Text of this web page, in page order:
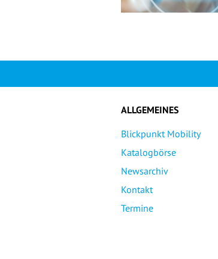
ALLGEMEINES
Blickpunkt Mobility
Katalogbörse
Newsarchiv
Kontakt
Termine